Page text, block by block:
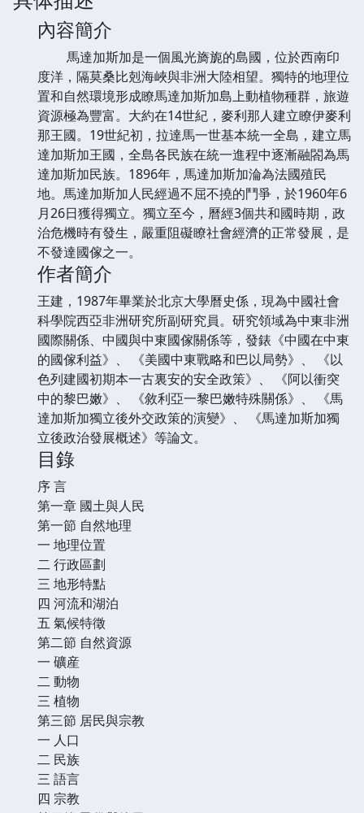
內容簡介
馬達加斯加是一個風光旖旎的島國，位於西南印
度洋，隔莫桑比剋海峽與非洲大陸相望。獨特的地理位
置和自然環境形成瞭馬達加斯加島上動植物種群，旅遊
資源極為豐富。大約在14世紀，麥利那人建立瞭伊麥利
那王國。19世紀初，拉達馬一世基本統一全島，建立馬
達加斯加王國，全島各民族在統一進程中逐漸融閤為馬
達加斯加民族。1896年，馬達加斯加淪為法國殖民
地。馬達加斯加人民經過不屈不撓的鬥爭，於1960年6
月26日獲得獨立。獨立至今，曆經3個共和國時期，政
治危機時有發生，嚴重阻礙瞭社會經濟的正常發展，是
不發達國傢之一。
作者簡介
王建，1987年畢業於北京大學曆史係，現為中國社會
科學院西亞非洲研究所副研究員。研究領域為中東非洲
國際關係、中國與中東國傢關係等，發錶《中國在中東
的國傢利益》、 《美國中東戰略和巴以局勢》、 《以
色列建國初期本一古裏安的安全政策》、 《阿以衝突
中的黎巴嫩》、 《敘利亞一黎巴嫩特殊關係》、 《馬
達加斯加獨立後外交政策的演變》、 《馬達加斯加獨
立後政治發展概述》等論文。
目錄
序 言
第一章 國土與人民
第一節 自然地理
一 地理位置
二 行政區劃
三 地形特點
四 河流和湖泊
五 氣候特徵
第二節 自然資源
一 礦産
二 動物
三 植物
第三節 居民與宗教
一 人口
二 民族
三 語言
四 宗教